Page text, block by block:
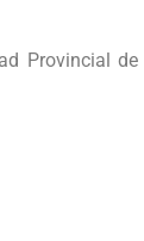
Provincial